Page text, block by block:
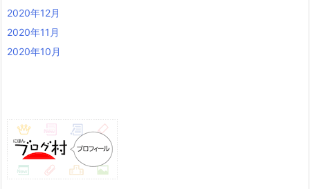
2020年12月
2020年11月
2020年10月